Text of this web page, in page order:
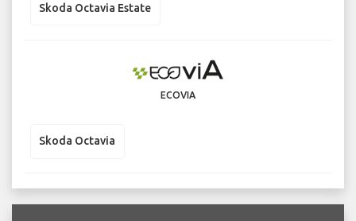
Skoda Octavia Estate
ECOVIA
Skoda Octavia